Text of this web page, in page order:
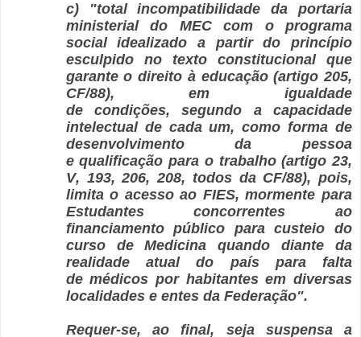
c) "total incompatibilidade da portaria
ministerial do MEC com o programa
social idealizado a partir do princípio
esculpido no texto constitucional que
garante o direito à educação (artigo 205,
CF/88), em igualdade
de condições, segundo a capacidade
intelectual de cada um, como forma de
desenvolvimento da pessoa
e qualificação para o trabalho (artigo 23,
V, 193, 206, 208, todos da CF/88), pois,
limita o acesso ao FIES, mormente para
Estudantes concorrentes ao
financiamento público para custeio do
curso de Medicina quando diante da
realidade atual do país para falta
de médicos por habitantes em diversas
localidades e entes da Federação".
Requer-se, ao final, seja suspensa a